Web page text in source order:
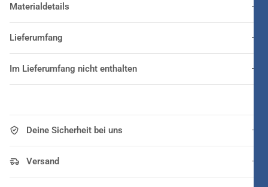
Materialdetails
Lieferumfang
Im Lieferumfang nicht enthalten
Deine Sicherheit bei uns
Versand